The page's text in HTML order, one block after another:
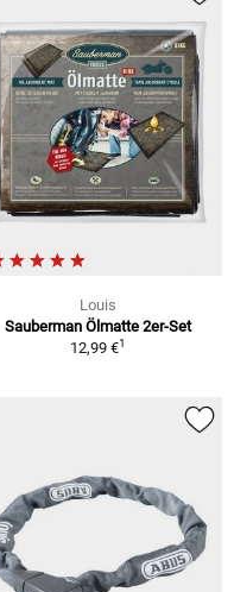
Louis
Sauberman Ölmatte 2er-Set
12,99 €1